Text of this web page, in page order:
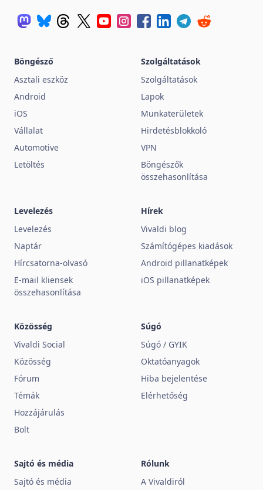
Böngésző
Asztali eszköz
Android
iOS
Vállalat
Automotive
Letöltés
Szolgáltatások
Szolgáltatások
Lapok
Munkaterületek
Hirdetésblokkoló
VPN
Böngészők
összehasonlítása
Levelezés
Levelezés
Naptár
Hírcsatorna-olvasó
E-mail kliensek
összehasonlítása
Hírek
Vivaldi blog
Számítógépes kiadások
Android pillanatképek
iOS pillanatképek
Közösség
Vivaldi Social
Közösség
Fórum
Témák
Hozzájárulás
Bolt
Súgó
Súgó / GYIK
Oktatóanyagok
Hiba bejelentése
Elérhetőség
Sajtó és média
Sajtó és média
Rólunk
A Vivaldiról